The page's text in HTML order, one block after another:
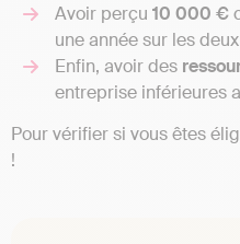
Avoir perçu 10 000 €
une année sur les
Enfin, avoir des
entreprise inférieures
Pour vérifier si vous êtes
!